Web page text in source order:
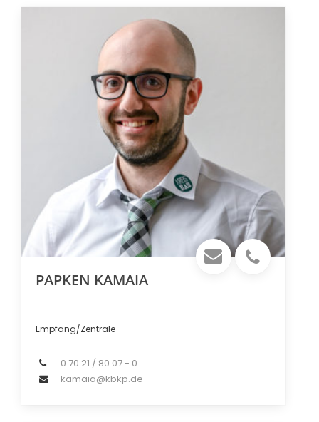
PAPKEN KAMAIA
Empfang/Zentrale
0 70 21 / 80 07 - 0
kamaia@kbkp.de